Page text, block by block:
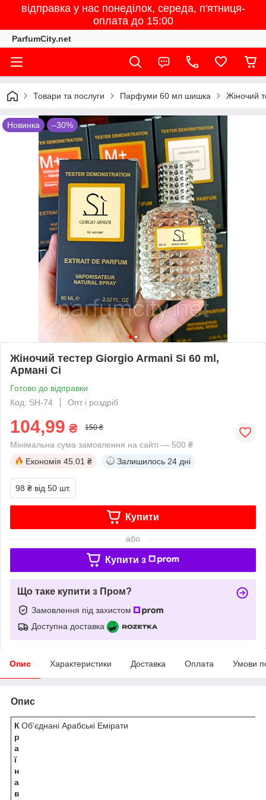
відправка у нас понеділок, середа, п'ятниця-
оплата до 15:00
ParfumCity.net
Товари та послуги Парфуми 60 мл шишка Жіночий
Новинка –30%
Жіночий тестер Giorgio Armani Si 60 ml,
Армані Сі
Готово до відправки
Код: SH-74
Опт і роздріб
104,99 ₴ 150 ₴
Мінімальна сума замовлення на сайті — 500 ₴
Економія 45.01 ₴ Залишилось 24 дні
98 ₴ від 50 шт.
Купити
або
Купити з
Що таке купити з Пром?
Замовлення під захистом
Доступна доставка
Опис Характеристики Доставка Оплата Умови
Опис
К
р
а
ї
н
а
в
Об'єднані Арабські Емірати